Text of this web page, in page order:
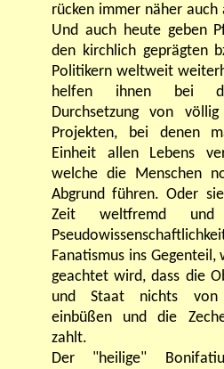
rücken immer näher auch
Und auch heute geben
den kirchlich geprägten
Politikern weltweit
helfen ihnen bei
Durchsetzung von
Projekten, bei denen
Einheit allen Lebens
welche die Menschen
Abgrund führen. Oder
Zeit weltfremd
Fanatismus ins
geachtet wird, dass die
und Staat nichts von
einbüßen und die
zahlt.
Der "heilige"